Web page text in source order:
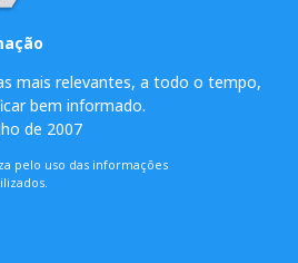
mais relevantes, a todo o tempo,
bem informado.
de 2007
pelo uso das informações